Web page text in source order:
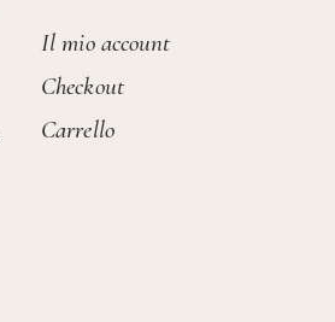
Il mio account
Checkout
Carrello